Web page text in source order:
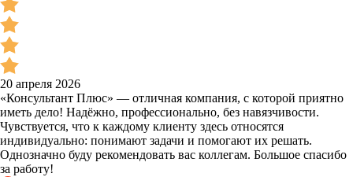
20 апреля 2026
«Консультант Плюс» — отличная компания, с которой приятно
иметь дело! Надёжно, профессионально, без навязчивости.
Чувствуется, что к каждому клиенту здесь относятся
индивидуально: понимают задачи и помогают их решать.
Однозначно буду рекомендовать вас коллегам. Большое спасибо
за работу!